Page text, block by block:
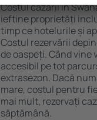
Costul cazării în
ieftine proprietăți
timp ce hotelurile și
Costul rezervării
de oaspeți. Când vine
accesibil pe tot
extrasezon. Dacă
mare, costul pentru
mai mult, rezervați
săptămână.